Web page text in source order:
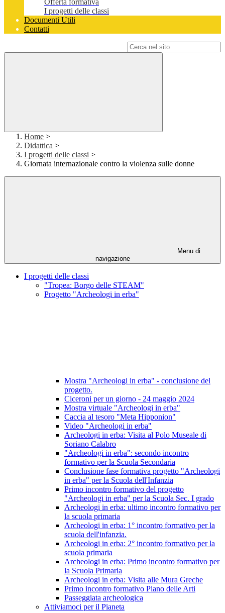
Offerta formativa
I progetti delle classi
Documenti Utili
Contatti
Home >
Didattica >
I progetti delle classi >
Giornata internazionale contro la violenza sulle donne
Menu di
navigazione
I progetti delle classi
"Tropea: Borgo delle STEAM"
Progetto "Archeologi in erba"
Mostra "Archeologi in erba" - conclusione del
progetto.
Ciceroni per un giorno - 24 maggio 2024
Mostra virtuale "Archeologi in erba"
Caccia al tesoro "Meta Hipponion"
Video "Archeologi in erba"
Archeologi in erba: Visita al Polo Museale di
Soriano Calabro
"Archeologi in erba": secondo incontro
formativo per la Scuola Secondaria
Conclusione fase formativa progetto "Archeologi
in erba" per la Scuola dell'Infanzia
Primo incontro formativo del progetto
"Archeologi in erba" per la Scuola Sec. I grado
Archeologi in erba: ultimo incontro formativo per
la scuola primaria
Archeologi in erba: 1° incontro formativo per la
scuola dell'infanzia.
Archeologi in erba: 2° incontro formativo per la
scuola primaria
Archeologi in erba: Primo incontro formativo per
la Scuola Primaria
Archeologi in erba: Visita alle Mura Greche
Primo incontro formativo Piano delle Arti
Passeggiata archeologica
Attiviamoci per il Pianeta